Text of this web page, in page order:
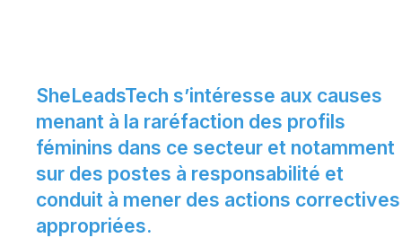
SheLeadsTech s’intéresse aux causes
menant à la raréfaction des profils
féminins dans ce secteur et notamment
sur des postes à responsabilité et
conduit à mener des actions correctives
appropriées.